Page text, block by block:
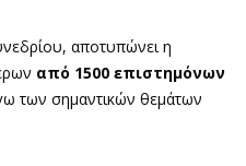
αποτυπώνει η
από 1500 επιστημόνων
των σημαντικών θεμάτων